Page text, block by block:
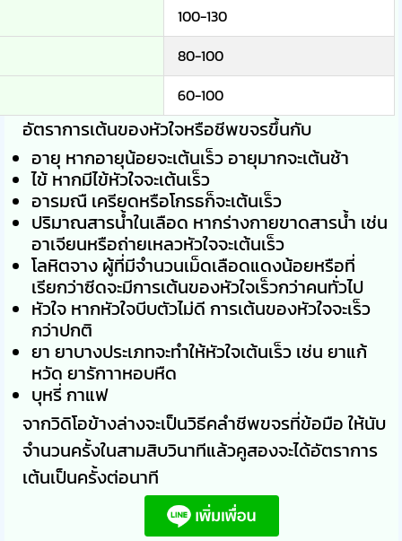
100-130
80-100
60-100
อัตราการเต้นของหัวใจหรือชีพขจรขึ้นกับ
อายุ หากอายุน้อยจะเต้นเร็ว อายุมากจะเต้นช้า
ไข้ หากมีไข้หัวใจจะเต้นเร็ว
อารมณื เครียดหรือโกรธก็จะเต้นเร็ว
ปริมาณสารน้ำในเลือด หากร่างกายขาดสารน้ำ เช่น
อาเจียนหรือถ่ายเหลวหัวใจจะเต้นเร็ว
โลหิตจาง ผู้ที่มีจำนวนเม็ดเลือดแดงน้อยหรือที่
เรียกว่าซีดจะมีการเต้นของหัวใจเร็วกว่าคนทั่วไป
หัวใจ หากหัวใจบีบตัวไม่ดี การเต้นของหัวใจจะเร็ว
กว่าปกติ
ยา ยาบางประเภทจะทำให้หัวใจเต้นเร็ว เช่น ยาแก้
หวัด ยารักาาหอบหืด
บุหรี่ กาแฟ
จากวิดิโอข้างล่างจะเป็นวิธีคลำชีพขจรที่ข้อมือ ให้นับ
จำนวนครั้งในสามสิบวินาทีแล้วคูสองจะได้อัตราการ
เต้นเป็นครั้งต่อนาที